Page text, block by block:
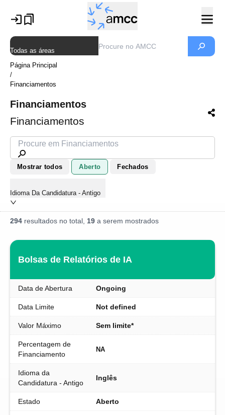
Todas as áreas
Página Principal
/
Financiamentos
Financiamentos
Financiamentos
Mostrar todos Aberto Fechados
Idioma Da Candidatura - Antigo
294 resultados no total, 19 a serem mostrados
Bolsas de Relatórios de IA
Data de Abertura Ongoing
Data Limite Not defined
Valor Máximo Sem limite*
Percentagem de
Financiamento
NA
Idioma da
Candidatura - Antigo
Inglês
Estado Aberto